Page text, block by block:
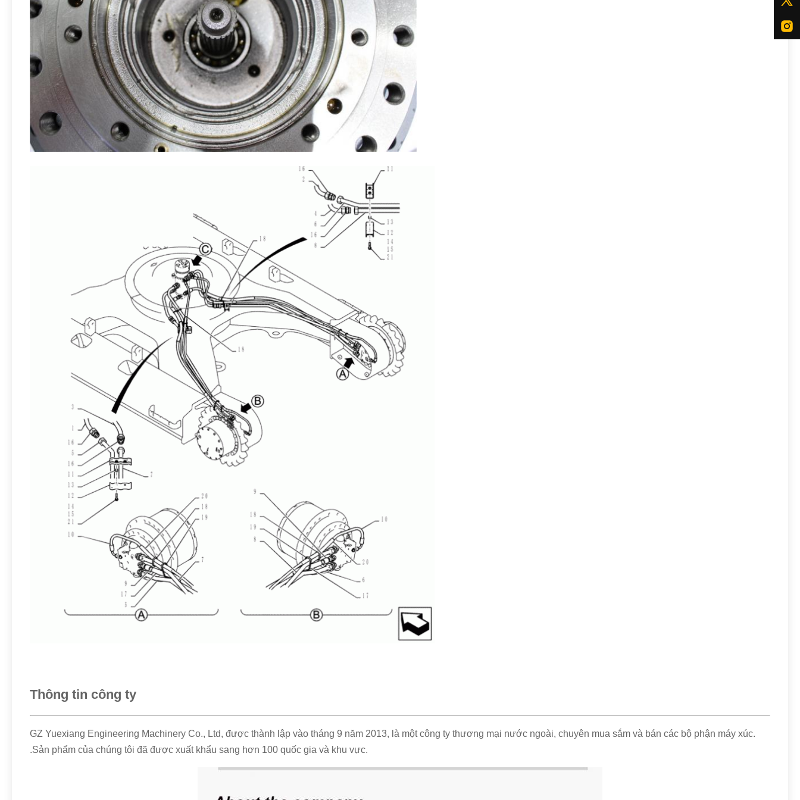
Thông tin công ty
GZ Yuexiang Engineering Machinery Co., Ltd, được thành lập vào tháng 9 năm 2013, là một công ty thương mại nước ngoài, chuyên mua sắm và bán các bộ phận máy xúc.
.Sản phẩm của chúng tôi đã được xuất khẩu sang hơn 100 quốc gia và khu vực.